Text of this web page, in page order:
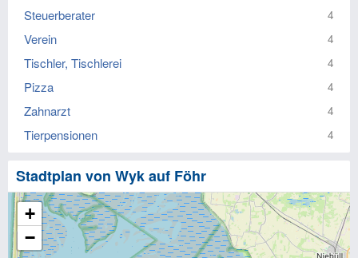
Steuerberater 4
Verein 4
Tischler, Tischlerei 4
Pizza 4
Zahnarzt 4
Tierpensionen 4
Stadtplan von Wyk auf Föhr
+
−